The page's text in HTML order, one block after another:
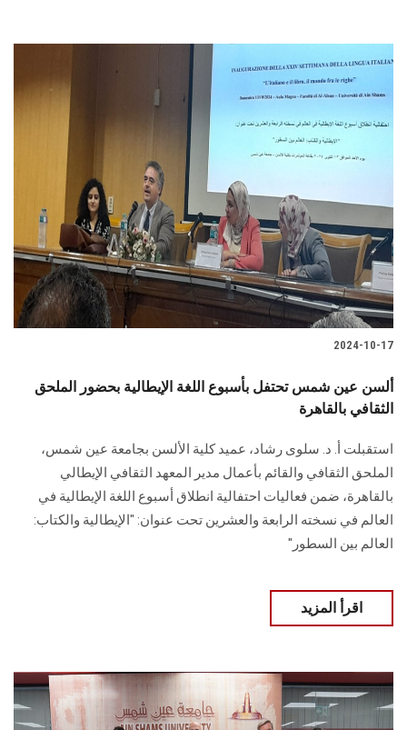
2024-10-17
ألسن عين شمس تحتفل بأسبوع اللغة الإيطالية بحضور الملحق
الثقافي بالقاهرة
استقبلت أ. د. سلوى رشاد، عميد كلية الألسن بجامعة عين شمس،
الملحق الثقافي والقائم بأعمال مدير المعهد الثقافي الإيطالي
بالقاهرة، ضمن فعاليات ‏احتفالية انطلاق أسبوع اللغة الإيطالية في
العالم في نسخته الرابعة والعشرين تحت عنوان: ‏‏"الإيطالية والكتاب:
العالم بين السطور"‏
اقرأ المزيد